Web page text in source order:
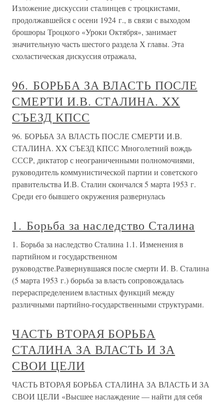
Изложение дискуссии сталинцев с троцкистами,
продолжавшейся с осени 1924 г., в связи с выходом
брошюры Троцкого «Уроки Октября», занимает
значительную часть шестого раздела Х главы. Эта
схоластическая дискуссия отражала,
96. БОРЬБА ЗА ВЛАСТЬ ПОСЛЕ
СМЕРТИ И.В. СТАЛИНА. XX
СЪЕЗД КПСС
96. БОРЬБА ЗА ВЛАСТЬ ПОСЛЕ СМЕРТИ И.В.
СТАЛИНА. XX СЪЕЗД КПСС Многолетний вождь
СССР, диктатор с неограниченными полномочиями,
руководитель коммунистической партии и советского
правительства И.В. Сталин скончался 5 марта 1953 г.
Среди его бывшего окружения развернулась
1. Борьба за наследство Сталина
1. Борьба за наследство Сталина 1.1. Изменения в
партийном и государственном
руководстве.Развернувшаяся после смерти И. В. Сталина
(5 марта 1953 г.) борьба за власть сопровождалась
перераспределением властных функций между
различными партийно-государственными структурами.
ЧАСТЬ ВТОРАЯ БОРЬБА
СТАЛИНА ЗА ВЛАСТЬ И ЗА
СВОИ ЦЕЛИ
ЧАСТЬ ВТОРАЯ БОРЬБА СТАЛИНА ЗА ВЛАСТЬ И ЗА
СВОИ ЦЕЛИ «Высшее наслаждение — найти для себя